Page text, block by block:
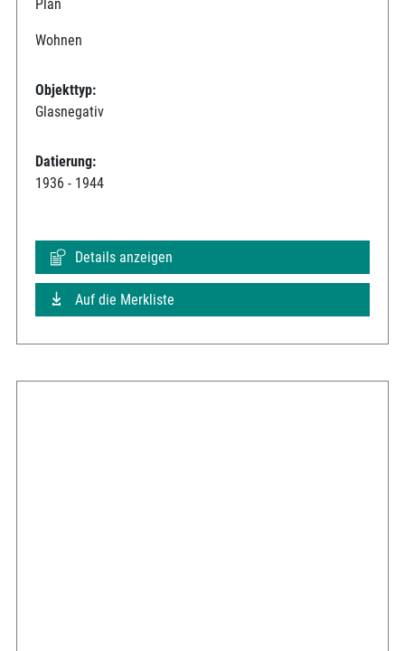
Plan
Wohnen
Objekttyp:
Glasnegativ
Datierung:
1936 - 1944
Details anzeigen
Auf die Merkliste